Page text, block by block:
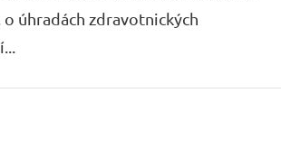
úhradách zdravotnických